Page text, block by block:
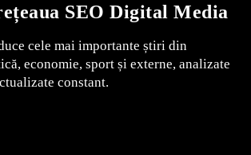
SEO Digital Media
cele mai importante știri din
economie, sport și externe, analizate
constant.